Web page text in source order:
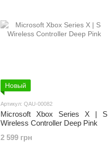
Новый
Артикул: QAU-00082
Microsoft Xbox Series X | S
Wireless Controller Deep Pink
2 599 грн